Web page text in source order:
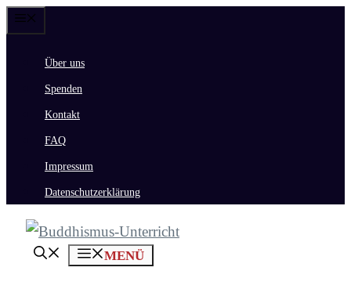
Zum
springenÜber uns
Spenden
Kontakt
FAQ
Impressum
Datenschutzerklärung
MENÜ